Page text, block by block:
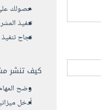
حصولك
تنفيذ
نجاح
كيف تنشر
وضح
أدخل